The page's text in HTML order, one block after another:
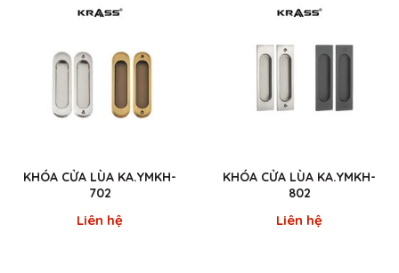
KHÓA CỬA LÙA KA.YMKH-
702
Liên hệ
KHÓA CỬA LÙA KA.YMKH-
802
Liên hệ